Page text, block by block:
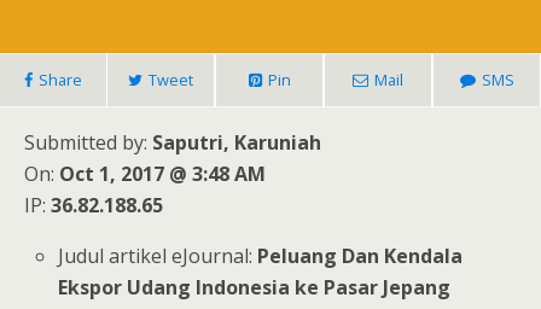
Share Tweet Pin Mail SMS
Submitted by: Saputri, Karuniah
On: Oct 1, 2017 @ 3:48 AM
IP: 36.82.188.65
Judul artikel eJournal: Peluang Dan Kendala
Ekspor Udang Indonesia ke Pasar Jepang